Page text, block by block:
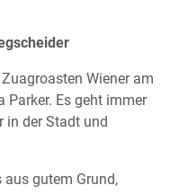
Wiener am
Parker. Es geht immer
in der Stadt und
aus gutem Grund,